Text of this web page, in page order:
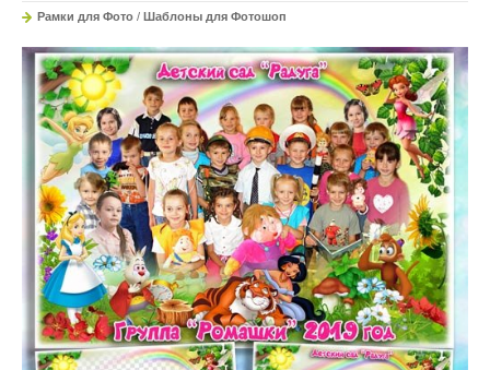
Рамки для Фото / Шаблоны для Фотошоп